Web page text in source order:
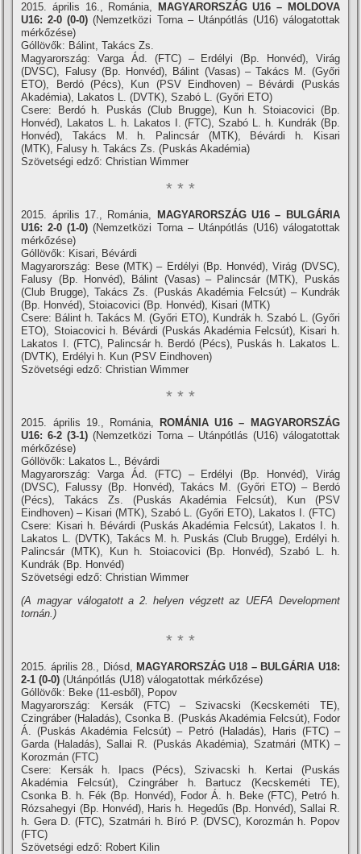
2015. április 16., Románia,
MAGYARORSZÁG U16 – MOLDOVA
U16: 2-0 (0-0) (Nemzetközi Torna – Utánpótlás (U16) válogatottak
mérkőzése)
Góllövők: Bálint, Takács Zs.
Magyarország: Varga Ád. (FTC) – Erdélyi (Bp. Honvéd), Virág
(DVSC), Falusy (Bp. Honvéd), Bálint (Vasas) – Takács M. (Győri
ETO), Berdó (Pécs), Kun (PSV Eindhoven) – Bévárdi (Puskás
Akadémia), Lakatos L. (DVTK), Szabó L. (Győri ETO)
Csere: Berdó h. Puskás (Club Brugge), Kun h. Stoiacovici (Bp.
Honvéd), Lakatos L. h. Lakatos I. (FTC), Szabó L. h. Kundrák (Bp.
Honvéd), Takács M. h. Palincsár (MTK), Bévárdi h. Kisari
(MTK), Falusy h. Takács Zs. (Puskás Akadémia)
Szövetségi edző: Christian Wimmer
* * *
2015. április 17., Románia,
MAGYARORSZÁG U16 – BULGÁRIA
U16: 2-0 (1-0) (Nemzetközi Torna – Utánpótlás (U16) válogatottak
mérkőzése)
Góllövők: Kisari, Bévárdi
Magyarország: Bese (MTK) – Erdélyi (Bp. Honvéd), Virág (DVSC),
Falusy (Bp. Honvéd), Bálint (Vasas) – Palincsár (MTK), Puskás
(Club Brugge), Takács Zs. (Puskás Akadémia Felcsút) – Kundrák
(Bp. Honvéd), Stoiacovici (Bp. Honvéd), Kisari (MTK)
Csere: Bálint h. Takács M. (Győri ETO), Kundrák h. Szabó L. (Győri
ETO), Stoiacovici h. Bévárdi (Puskás Akadémia Felcsút), Kisari h.
Lakatos I. (FTC), Palincsár h. Berdó (Pécs), Puskás h. Lakatos L.
(DVTK), Erdélyi h. Kun (PSV Eindhoven)
Szövetségi edző: Christian Wimmer
* * *
2015. április 19., Románia,
ROMÁNIA U16 – MAGYARORSZÁG
U16: 6-2 (3-1) (Nemzetközi Torna – Utánpótlás (U16) válogatottak
mérkőzése)
Góllövők: Lakatos L., Bévárdi
Magyarország: Varga Ád. (FTC) – Erdélyi (Bp. Honvéd), Virág
(DVSC), Falussy (Bp. Honvéd), Takács M. (Győri ETO) – Berdó
(Pécs), Takács Zs. (Puskás Akadémia Felcsút), Kun (PSV
Eindhoven) – Kisari (MTK), Szabó L. (Győri ETO), Lakatos I. (FTC)
Csere: Kisari h. Bévárdi (Puskás Akadémia Felcsút), Lakatos I. h.
Lakatos L. (DVTK), Takács M. h. Puskás (Club Brugge), Erdélyi h.
Palincsár (MTK), Kun h. Stoiacovici (Bp. Honvéd), Szabó L. h.
Kundrák (Bp. Honvéd)
Szövetségi edző: Christian Wimmer
(A magyar válogatott a 2. helyen végzett az UEFA Development
tornán.)
* * *
2015. április 28., Diósd, MAGYARORSZÁG U18 – BULGÁRIA U18:
2-1 (0-0) (Utánpótlás (U18) válogatottak mérkőzése)
Góllövők: Beke (11-esből), Popov
Magyarország: Kersák (FTC) – Szivacski (Kecskeméti TE),
Czingráber (Haladás), Csonka B. (Puskás Akadémia Felcsút), Fodor
Á. (Puskás Akadémia Felcsút) – Petró (Haladás), Haris (FTC) –
Garda (Haladás), Sallai R. (Puskás Akadémia), Szatmári (MTK) –
Korozmán (FTC)
Csere: Kersák h. Ipacs (Pécs), Szivacski h. Kertai (Puskás
Akadémia Felcsút), Czingráber h. Bartucz (Kecskeméti TE),
Csonka B. h. Fék (Bp. Honvéd), Fodor Á. h. Beke (FTC), Petró h.
Rózsahegyi (Bp. Honvéd), Haris h. Hegedűs (Bp. Honvéd), Sallai R.
h. Gera D. (FTC), Szatmári h. Bí­ró P. (DVSC), Korozmán h. Popov
(FTC)
Szövetségi edző: Robert Kilin